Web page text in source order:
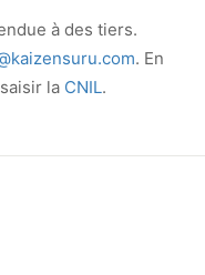
à des tiers.
. En
la CNIL.